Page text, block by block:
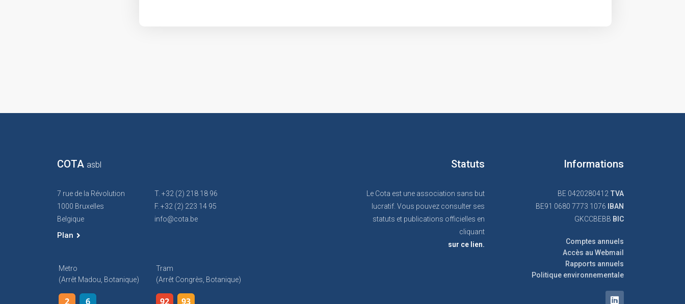
COTA asbl
7 rue de la Révolution
1000 Bruxelles
Belgique
Plan
T. +32 (2) 218 18 96
F. +32 (2) 223 14 95
info@cota.be
Metro
(arrêt Madou, Botanique)
2 6
Tram
(arrêt Congrès, Botanique)
92 93
Statuts
Le Cota est une association sans but
lucratif. Vous pouvez consulter ses
statuts et publications officielles en
cliquant
sur ce lien.
Informations
BE 0420280412 TVA
BE91 0680 7773 1076
IBAN
GKCCBEBB BIC
Comptes annuels
Accès au Webmail
Rapports annuels
Politique environnementale